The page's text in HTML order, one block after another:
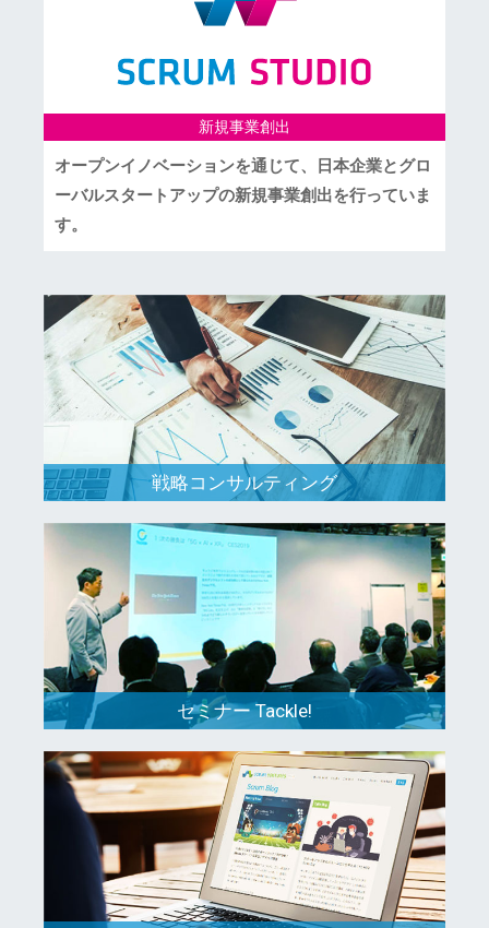
新規事業創出
オープンイノベーションを通じて、日本企業とグロ
ーバルスタートアップの新規事業創出を行っていま
す。
戦略コンサルティング
セミナー Tackle!